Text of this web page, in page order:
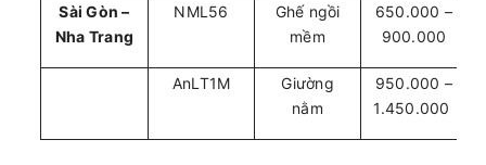
Sài Gòn –
Nha Trang
NML56
Ghế ngồi
mềm
650.000 –
900.000
AnLT1M
Giường
nằm
950.000 –
1.450.000